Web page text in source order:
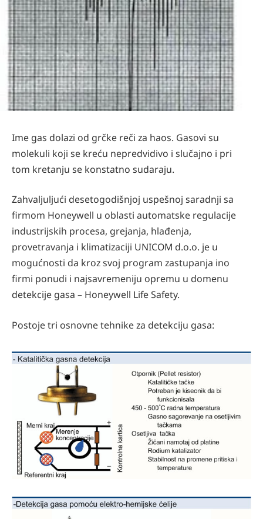
Ime gas dolazi od grčke reči za haos. Gasovi su
molekuli koji se kreću nepredvidivo i slučajno i pri
tom kretanju se konstatno sudaraju.
Zahvaljuljući desetogodišnjoj uspešnoj saradnji sa
firmom Honeywell u oblasti automatske regulacije
industrijskih procesa, grejanja, hlađenja,
provetravanja i klimatizaciji UNICOM d.o.o. je u
mogućnosti da kroz svoj program zastupanja ino
firmi ponudi i najsavremeniju opremu u domenu
detekcije gasa – Honeywell Life Safety.
Postoje tri osnovne tehnike za detekciju gasa: